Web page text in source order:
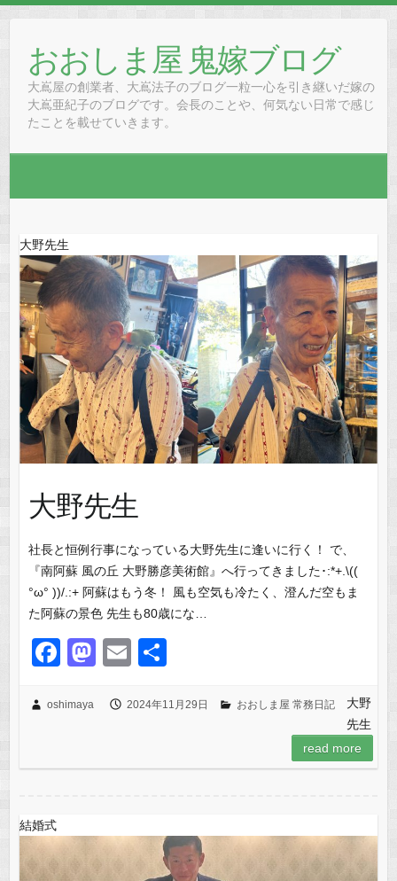
contentおおしま屋 鬼嫁ブログ
大嶌屋の創業者、大嶌法子のブログ一粒一心を引き継いだ嫁の
大嶌亜紀子のブログです。会長のことや、何気ない日常で感じ
たことを載せていきます。
大野先生
大野先生
社長と恒例行事になっている大野先生に逢いに行く！ で、
『南阿蘇 風の丘 大野勝彦美術館』へ行ってきました･:*+.\((
°ω° ))/.:+ 阿蘇はもう冬！ 風も空気も冷たく、澄んだ空もま
た阿蘇の景色 先生も80歳にな…
F
c
b
k
M
st
d
E
ail
oshimaya 2024年11月29日 おおしま屋 常務日記
大野
先生
read more
結婚式